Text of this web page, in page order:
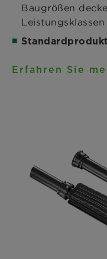
Baugrößen
Leistungsklassen
Erfahren Sie